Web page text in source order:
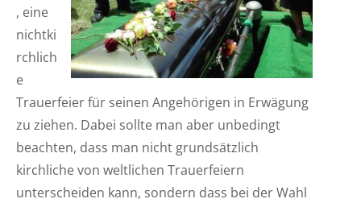
, eine
nichtki
rchlich
e
Trauerfeier für seinen Angehörigen in Erwägung
zu ziehen. Dabei sollte man aber unbedingt
beachten, dass man nicht grundsätzlich
kirchliche von weltlichen Trauerfeiern
unterscheiden kann, sondern dass bei der Wahl